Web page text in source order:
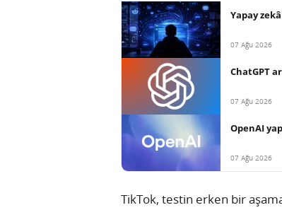
Yapay
07 Ağu 2026
ChatGPT
07 Ağu 2026
OpenAI
07 Ağu 2026
TikTok, testin erken bir